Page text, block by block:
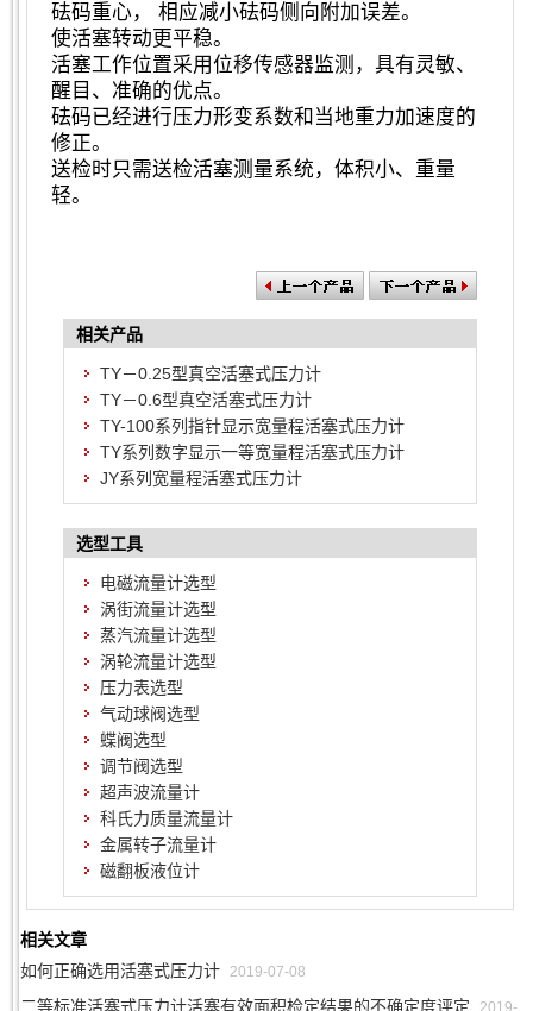
砝码重心， 相应减小砝码侧向附加误差。
使活塞转动更平稳。
活塞工作位置采用位移传感器监测，具有灵敏、
醒目、准确的优点。
砝码已经进行压力形变系数和当地重力加速度的
修正。
送检时只需送检活塞测量系统，体积小、重量
轻。
相关产品
TY－0.25型真空活塞式压力计
TY－0.6型真空活塞式压力计
TY-100系列指针显示宽量程活塞式压力计
TY系列数字显示一等宽量程活塞式压力计
JY系列宽量程活塞式压力计
选型工具
电磁流量计选型
涡街流量计选型
蒸汽流量计选型
涡轮流量计选型
压力表选型
气动球阀选型
蝶阀选型
调节阀选型
超声波流量计
科氏力质量流量计
金属转子流量计
磁翻板液位计
相关文章
如何正确选用活塞式压力计 2019-07-08
二等标准活塞式压力计活塞有效面积检定结果的不确定度评定